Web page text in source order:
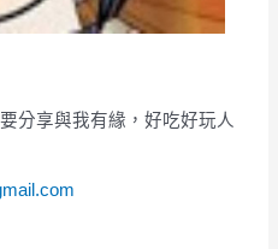
分享與我有緣，好吃好玩人